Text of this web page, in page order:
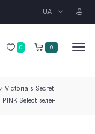
UA
0 0
Victoria's Secret
Select зелені